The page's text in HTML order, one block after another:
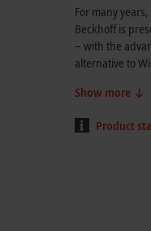
For many
Beckhoff is
– with the
alternative to
Show more
Product